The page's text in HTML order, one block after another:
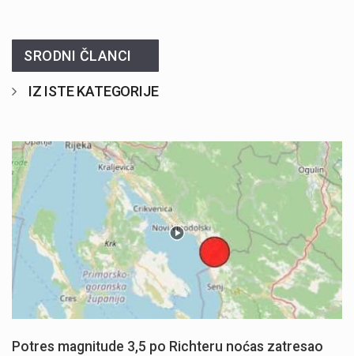
SRODNI ČLANCI
IZ ISTE KATEGORIJE
Potres magnitude 3,5 po Richteru noćas zatresao